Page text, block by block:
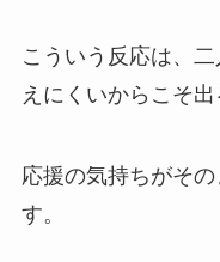
こういう反応は、
えにくいからこそ出
応援の気持ちがそ
す。